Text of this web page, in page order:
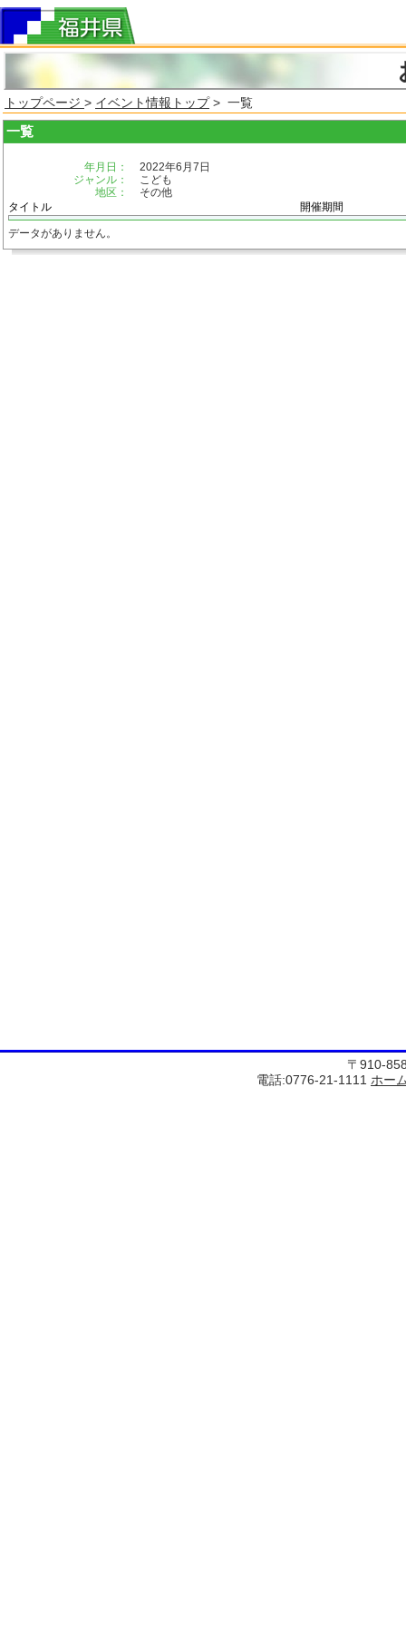
トップページ > イベント情報トップ> 一覧
一覧
年月日：
2022年6月7日
ジャンル：
こども
地区：
その他
タイトル
開催期間
データがありません。
〒910-
電話:0776-21-1111 ホー